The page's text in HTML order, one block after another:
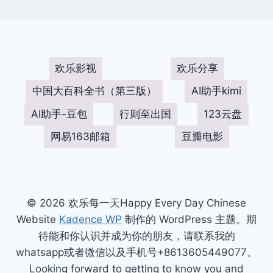
欢乐影视
欢乐分享
中国大百科全书（第三版）
AI助手kimi
AI助手-豆包
行则至出国
123云盘
网易163邮箱
豆瓣电影
© 2026 欢乐每一天Happy Every Day Chinese
Website Kadence WP 制作的 WordPress 主题。期
待能和你认识并成为你的朋友，请联系我的
whatsapp或者微信以及手机号+8613605449077。
Looking forward to getting to know you and